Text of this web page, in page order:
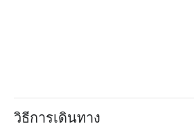
วิธีการเดินทาง